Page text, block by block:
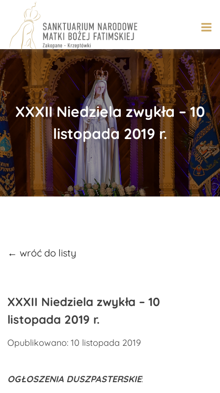
content
XXXII Niedziela zwykła – 10
listopada 2019 r.
← wróć do listy
XXXII Niedziela zwykła – 10
listopada 2019 r.
Opublikowano: 10 listopada 2019
OGŁOSZENIA DUSZPASTERSKIE: